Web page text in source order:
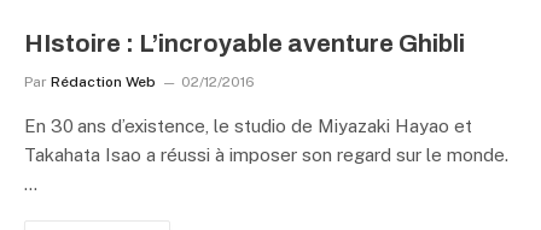
HIstoire : L’incroyable aventure Ghibli
Par Rédaction Web 02/12/2016
En 30 ans d’existence, le studio de Miyazaki Hayao et
Takahata Isao a réussi à imposer son regard sur le monde.
…